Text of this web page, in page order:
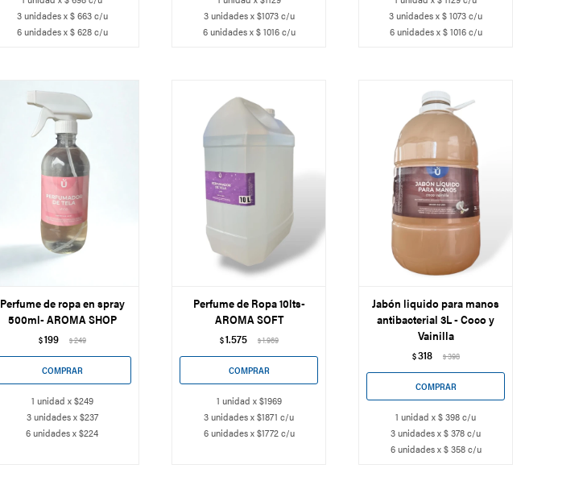
3 unidades x $ 663 c/u
6 unidades x $ 628 c/u
3 unidades x $1073 c/u
6 unidades x $ 1016 c/u
3 unidades x $ 1073 c/u
6 unidades x $ 1016 c/u
Perfume de ropa en spray
500ml- AROMA SHOP
$199 $249
1 unidad x $249
3 unidades x $237
6 unidades x $224
Perfume de Ropa 10lts-
AROMA SOFT
$1.575 $1.969
1 unidad x $1969
3 unidades x $1871 c/u
6 unidades x $1772 c/u
Jabón liquido para manos
antibacterial 3L - Coco y
Vainilla
$318 $398
1 unidad x $ 398 c/u
3 unidades x $ 378 c/u
6 unidades x $ 358 c/u